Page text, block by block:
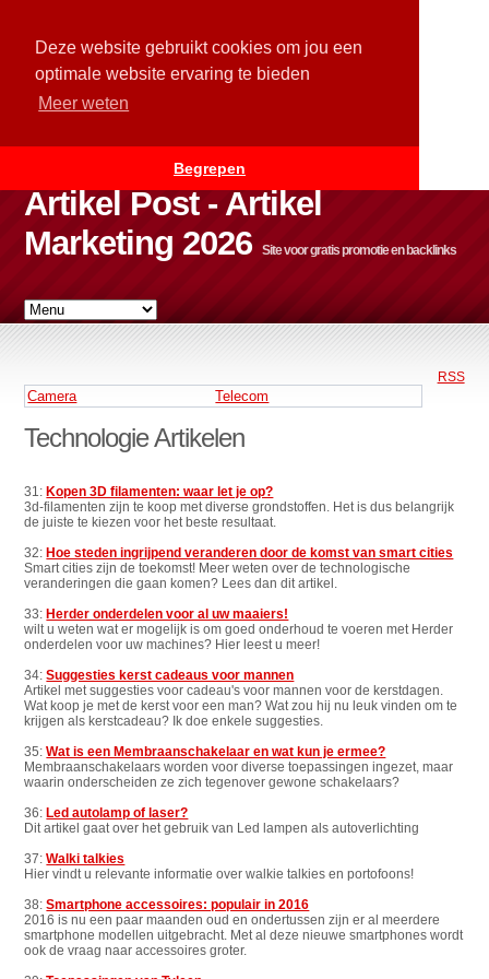
Deze website gebruikt cookies om jou een
optimale website ervaring te bieden
Meer weten
Begrepen
Artikel Post - Artikel
Marketing 2026
Site voor gratis promotie en backlinks
RSS
Camera Telecom
Technologie Artikelen
31:Kopen 3D filamenten: waar let je op?
3d-filamenten zijn te koop met diverse grondstoffen. Het is dus belangrijk
de juiste te kiezen voor het beste resultaat.
32:Hoe steden ingrijpend veranderen door de komst van smart cities
Smart cities zijn de toekomst! Meer weten over de technologische
veranderingen die gaan komen? Lees dan dit artikel.
33:Herder onderdelen voor al uw maaiers!
wilt u weten wat er mogelijk is om goed onderhoud te voeren met Herder
onderdelen voor uw machines? Hier leest u meer!
34:Suggesties kerst cadeaus voor mannen
Artikel met suggesties voor cadeau's voor mannen voor de kerstdagen.
Wat koop je met de kerst voor een man? Wat zou hij nu leuk vinden om te
krijgen als kerstcadeau? Ik doe enkele suggesties.
35:Wat is een Membraanschakelaar en wat kun je ermee?
Membraanschakelaars worden voor diverse toepassingen ingezet, maar
waarin onderscheiden ze zich tegenover gewone schakelaars?
36:Led autolamp of laser?
Dit artikel gaat over het gebruik van Led lampen als autoverlichting
37:Walki talkies
Hier vindt u relevante informatie over walkie talkies en portofoons!
38:Smartphone accessoires: populair in 2016
2016 is nu een paar maanden oud en ondertussen zijn er al meerdere
smartphone modellen uitgebracht. Met al deze nieuwe smartphones wordt
ook de vraag naar accessoires groter.